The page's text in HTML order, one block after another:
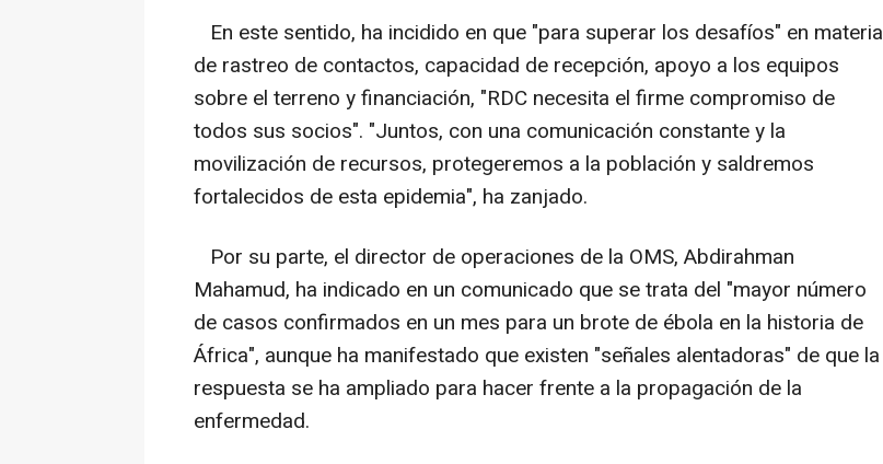
En este sentido, ha incidido en que "para superar los desafíos" en materia
de rastreo de contactos, capacidad de recepción, apoyo a los equipos
sobre el terreno y financiación, "RDC necesita el firme compromiso de
todos sus socios". "Juntos, con una comunicación constante y la
movilización de recursos, protegeremos a la población y saldremos
fortalecidos de esta epidemia", ha zanjado.
Por su parte, el director de operaciones de la OMS, Abdirahman
Mahamud, ha indicado en un comunicado que se trata del "mayor número
de casos confirmados en un mes para un brote de ébola en la historia de
África", aunque ha manifestado que existen "señales alentadoras" de que la
respuesta se ha ampliado para hacer frente a la propagación de la
enfermedad.